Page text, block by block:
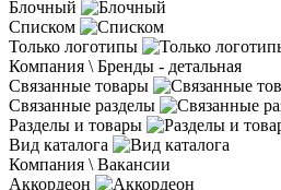
Блочный
Списком
Только логотипы
Компания \ Бренды - детальная
Связанные товары
Связанные разделы
Разделы и товары
Вид каталога
Компания \ Вакансии
Аккордеон